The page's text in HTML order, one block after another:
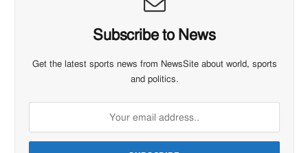
Subscribe to News
Get the latest sports news from NewsSite about world, sports
and politics.